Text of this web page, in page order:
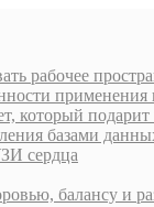
рабочее
который
базами
сердца
балансу и